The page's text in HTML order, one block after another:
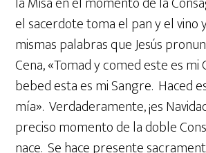
el sacerdote toma el pan y el vino
mismas palabras que Jesús
Cena, «Tomad y comed este es
bebed esta es mi Sangre. Haced
mía». Verdaderamente, ¡es
preciso momento de la doble
nace. Se hace presente